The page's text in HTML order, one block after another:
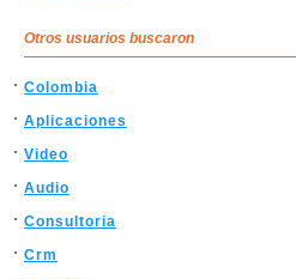
Otros usuarios buscaron
Colombia
Aplicaciones
Video
Audio
Consultoria
Crm